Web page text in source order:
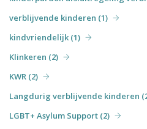
verblijvende kinderen (1)
kindvriendelijk (1)
Klinkeren (2)
KWR (2)
Langdurig verblijvende kinderen
LGBT+ Asylum Support (2)